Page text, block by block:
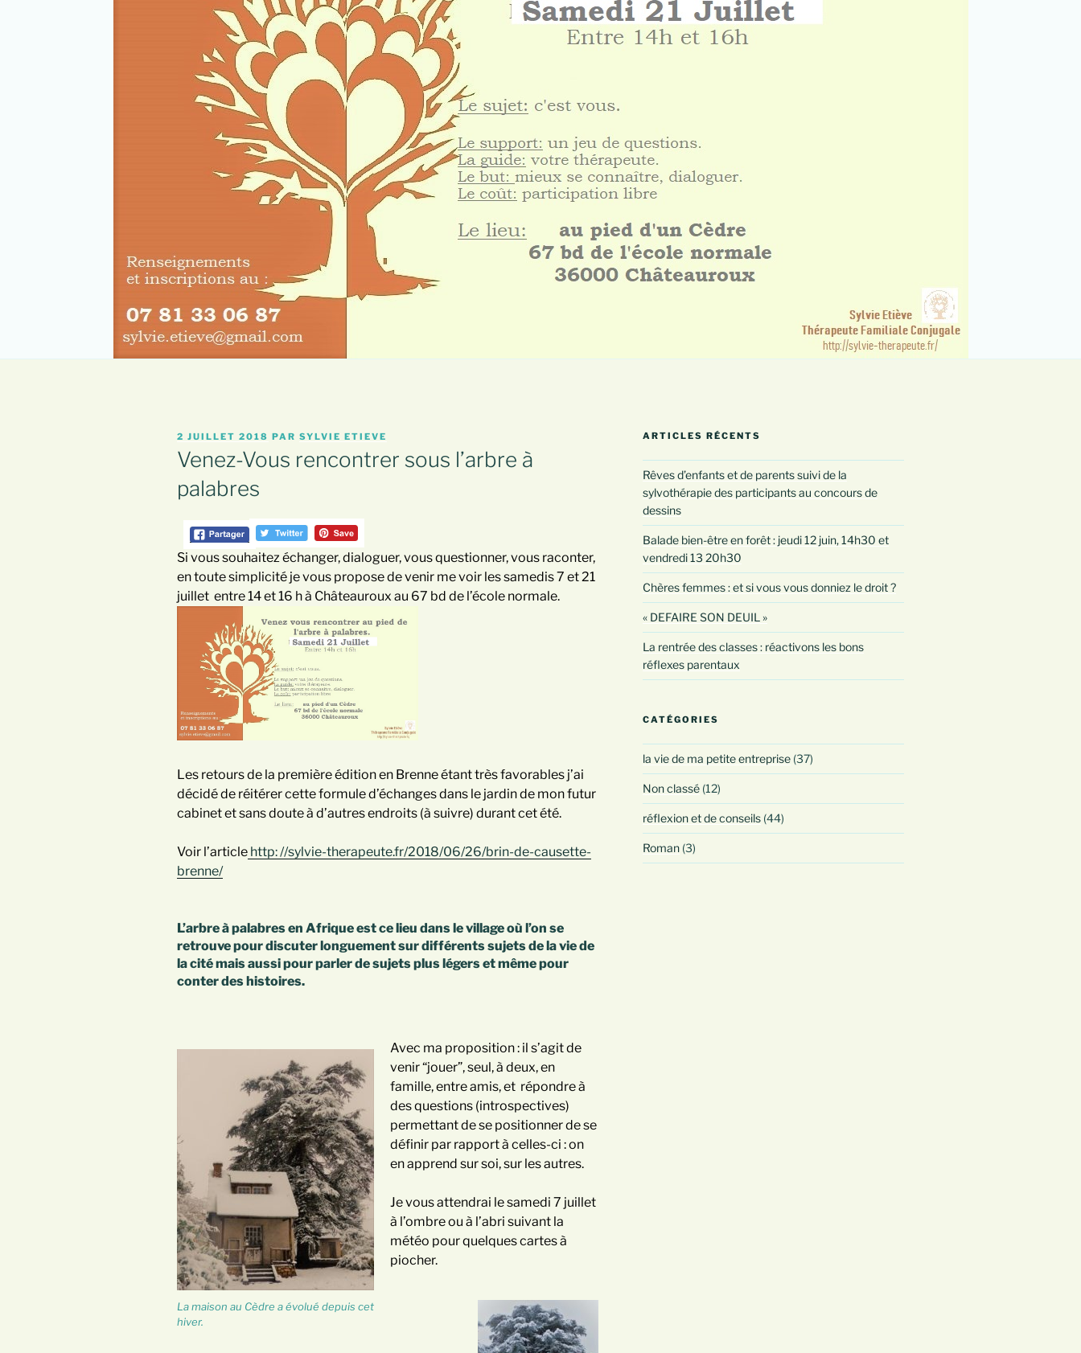
PUBLIÉ
LE
2 JUILLET 2018 PAR SYLVIE ETIEVE
Venez-Vous rencontrer sous l’arbre à
palabres
Si vous souhaitez échanger, dialoguer, vous questionner, vous raconter,
en toute simplicité je vous propose de venir me voir les samedis 7 et 21
juillet entre 14 et 16 h à Châteauroux au 67 bd de l’école normale.
Les retours de la première édition en Brenne étant très favorables j’ai
décidé de réitérer cette formule d’échanges dans le jardin de mon futur
cabinet et sans doute à d’autres endroits (à suivre) durant cet été.
Voir l’article http: //sylvie-therapeute.fr/2018/06/26/brin-de-causette-
brenne/
L’arbre à palabres en Afrique est ce lieu dans le village où l’on se
retrouve pour discuter longuement sur différents sujets de la vie de
la cité mais aussi pour parler de sujets plus légers et même pour
conter des histoires.
La maison au Cèdre a évolué depuis cet
hiver.
Avec ma proposition : il s’agit de
venir “jouer”, seul, à deux, en
famille, entre amis, et répondre à
des questions (introspectives)
permettant de se positionner de se
définir par rapport à celles-ci : on
en apprend sur soi, sur les autres.
Je vous attendrai le samedi 7 juillet
à l’ombre ou à l’abri suivant la
météo pour quelques cartes à
piocher.
ARTICLES RÉCENTS
Rêves d’enfants et de parents suivi de la
sylvothérapie des participants au concours de
dessins
Balade bien-être en forêt : jeudi 12 juin, 14h30 et
vendredi 13 20h30
Chères femmes : et si vous vous donniez le droit ?
« DEFAIRE SON DEUIL »
La rentrée des classes : réactivons les bons
réflexes parentaux
CATÉGORIES
la vie de ma petite entreprise(37)
Non classé(12)
réflexion et de conseils(44)
Roman(3)